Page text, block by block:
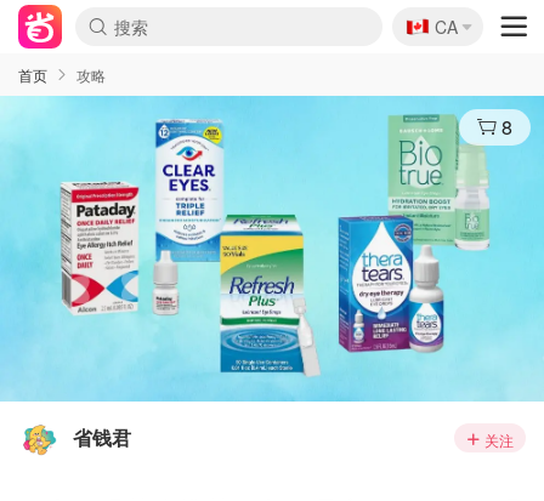
🇨🇦
CA
首页 攻略
8
省钱君 关注